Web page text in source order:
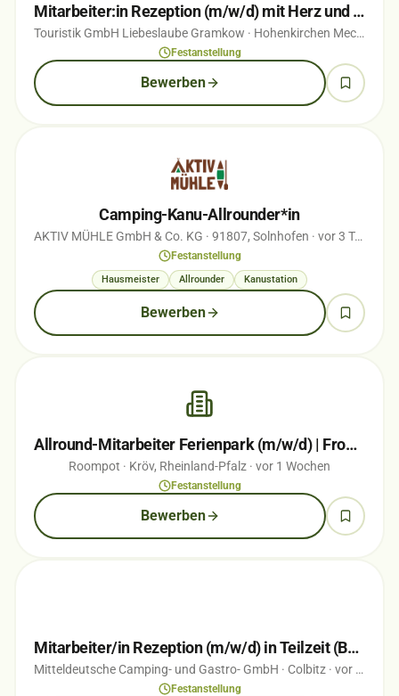
Mitarbeiter:in Rezeption (m/w/d) mit Herz und Blick für Menschen in Vollzeit
Touristik GmbH Liebeslaube Gramkow · Hohenkirchen Mecklenburg
Festanstellung
Bewerben
Camping-Kanu-Allrounder*in
AKTIV MÜHLE GmbH & Co. KG · 91807, Solnhofen · vor 3 Tagen
Festanstellung
Hausmeister Allrounder Kanustation
Bewerben
Allround-Mitarbeiter Ferienpark (m/w/d) | Front Office, Gastronomie & Freizeit…
Roompot · Kröv, Rheinland-Pfalz · vor 1 Wochen
Festanstellung
Bewerben
Mitarbeiter/in Rezeption (m/w/d) in Teilzeit (Bürogehilf(e/in))
Mitteldeutsche Camping- und Gastro- GmbH · Colbitz · vor 1 Wochen
Festanstellung